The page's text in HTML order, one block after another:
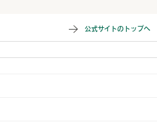
公式サイトのトップへ